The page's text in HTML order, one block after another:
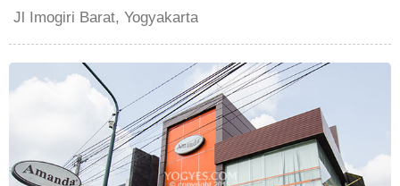
Jl Imogiri Barat, Yogyakarta